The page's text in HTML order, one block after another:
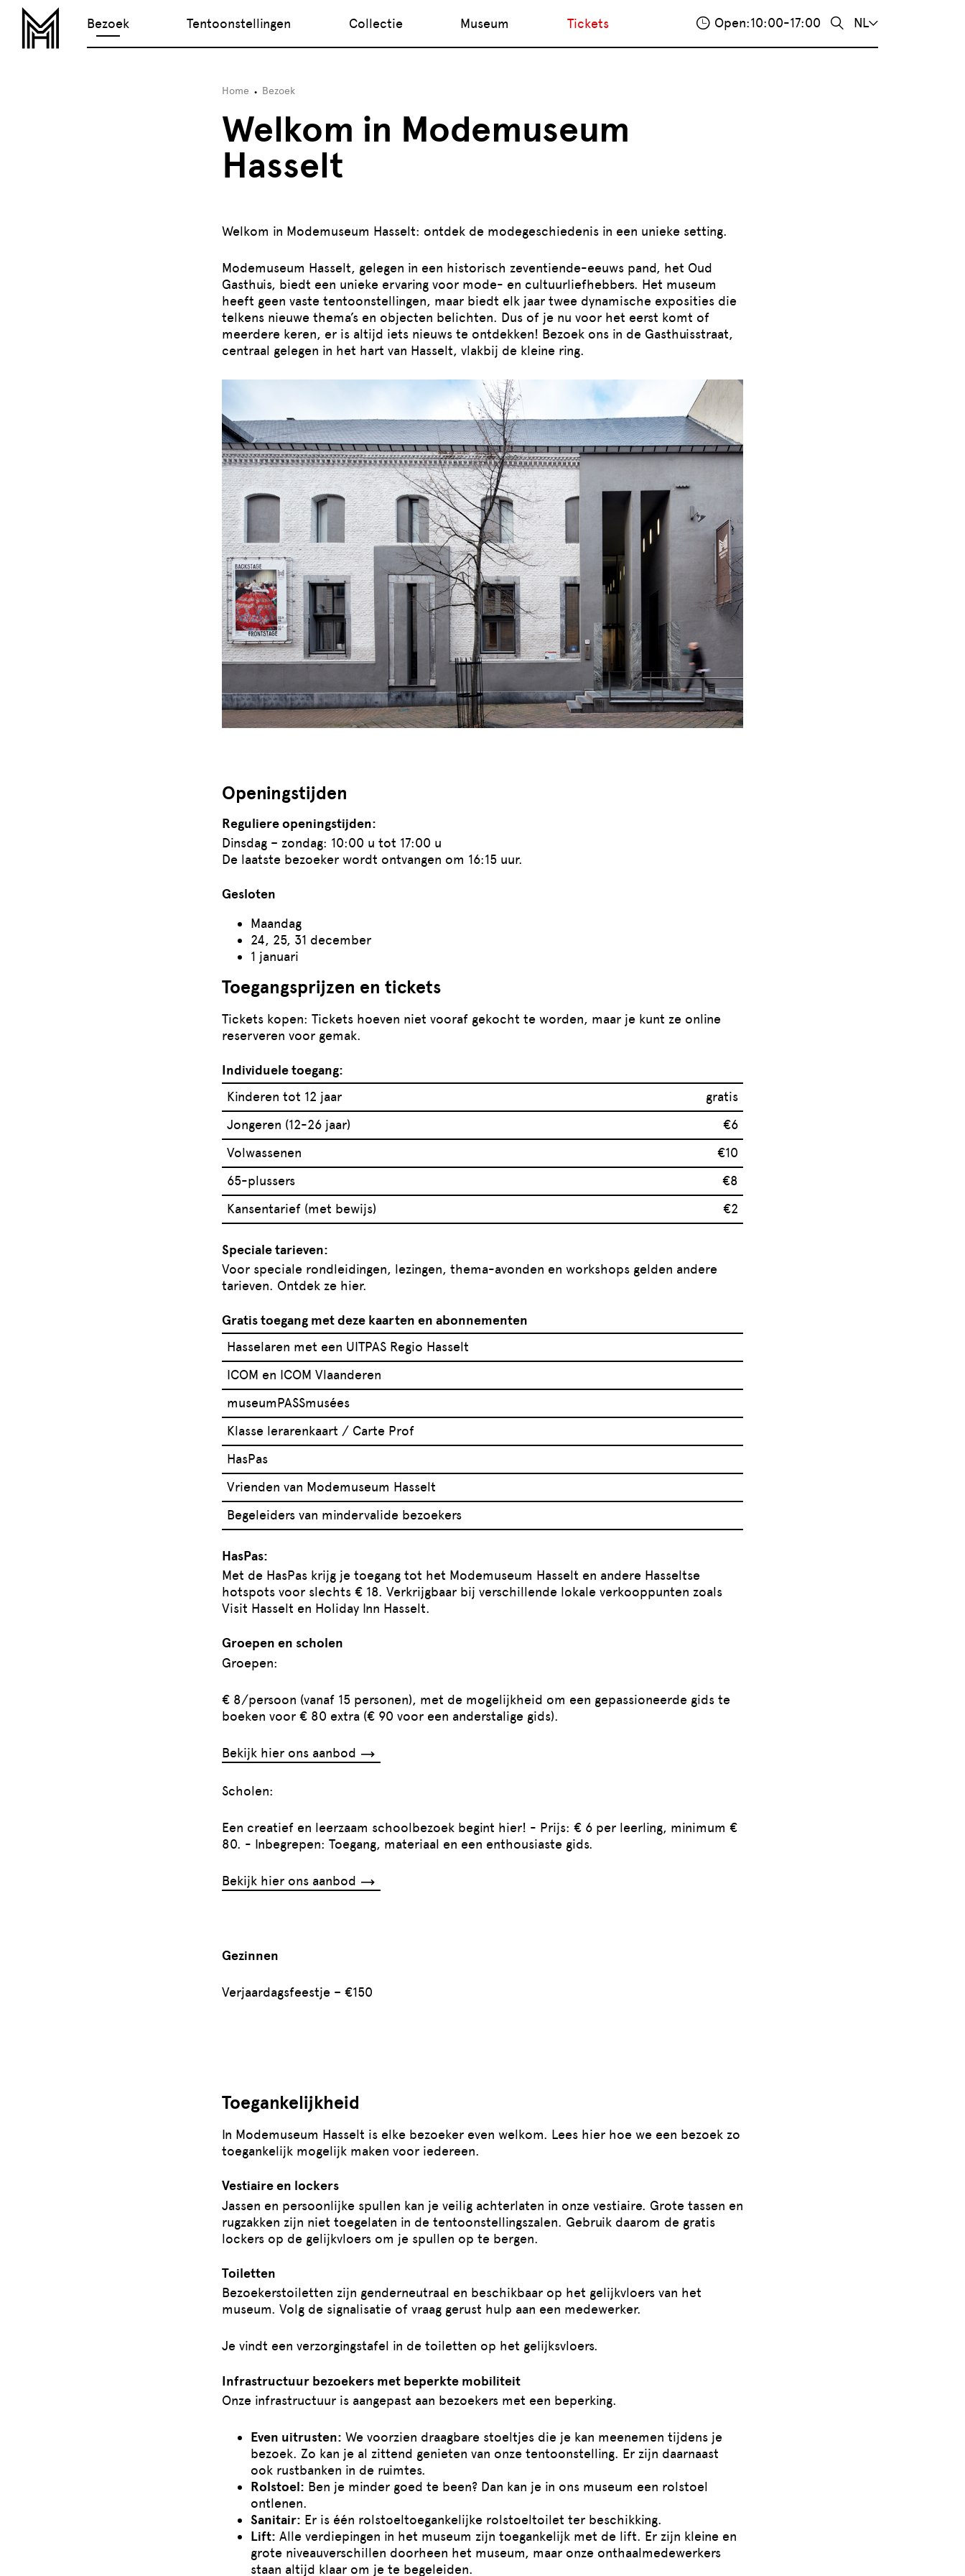
Bezoek Tentoonstellingen Collectie Museum Tickets Open:10:00-17:00 NL
Home Bezoek
Welkom in Modemuseum
Hasselt
Welkom in Modemuseum Hasselt: ontdek de modegeschiedenis in een unieke setting.
Modemuseum Hasselt, gelegen in een historisch zeventiende-eeuws pand, het Oud
Gasthuis, biedt een unieke ervaring voor mode- en cultuurliefhebbers. Het museum
heeft geen vaste tentoonstellingen, maar biedt elk jaar twee dynamische exposities die
telkens nieuwe thema’s en objecten belichten. Dus of je nu voor het eerst komt of
meerdere keren, er is altijd iets nieuws te ontdekken! Bezoek ons in de Gasthuisstraat,
centraal gelegen in het hart van Hasselt, vlakbij de kleine ring.
Openingstijden
Reguliere openingstijden:
Dinsdag – zondag: 10:00 u tot 17:00 u
De laatste bezoeker wordt ontvangen om 16:15 uur.
Gesloten
Maandag
24, 25, 31 december
1 januari
Toegangsprijzen en tickets
Tickets kopen: Tickets hoeven niet vooraf gekocht te worden, maar je kunt ze online
reserveren voor gemak.
Individuele toegang:
Kinderen tot 12 jaar
gratis
Jongeren (12-26 jaar)
€6
Volwassenen
€10
65-plussers
€8
Kansentarief (met bewijs)
€2
Speciale tarieven:
Voor speciale rondleidingen, lezingen, thema-avonden en workshops gelden andere
tarieven. Ontdek ze hier.
Gratis toegang met deze kaarten en abonnementen
Hasselaren met een UITPAS Regio Hasselt
ICOM en ICOM Vlaanderen
museumPASSmusées
Klasse lerarenkaart / Carte Prof
HasPas
Vrienden van Modemuseum Hasselt
Begeleiders van mindervalide bezoekers
HasPas:
Met de HasPas krijg je toegang tot het Modemuseum Hasselt en andere Hasseltse
hotspots voor slechts € 18. Verkrijgbaar bij verschillende lokale verkooppunten zoals
Visit Hasselt en Holiday Inn Hasselt.
Groepen en scholen
Groepen:
€ 8/persoon (vanaf 15 personen), met de mogelijkheid om een gepassioneerde gids te
boeken voor € 80 extra (€ 90 voor een anderstalige gids).
Bekijk hier ons aanbod
Scholen:
Een creatief en leerzaam schoolbezoek begint hier! - Prijs: € 6 per leerling, minimum €
80. - Inbegrepen: Toegang, materiaal en een enthousiaste gids.
Bekijk hier ons aanbod
Gezinnen
Verjaardagsfeestje – €150
Toegankelijkheid
In Modemuseum Hasselt is elke bezoeker even welkom. Lees hier hoe we een bezoek zo
toegankelijk mogelijk maken voor iedereen.
Vestiaire en lockers
Jassen en persoonlijke spullen kan je veilig achterlaten in onze vestiaire. Grote tassen en
rugzakken zijn niet toegelaten in de tentoonstellingszalen. Gebruik daarom de gratis
lockers op de gelijkvloers om je spullen op te bergen.
Toiletten
Bezoekerstoiletten zijn genderneutraal en beschikbaar op het gelijkvloers van het
museum. Volg de signalisatie of vraag gerust hulp aan een medewerker.
Je vindt een verzorgingstafel in de toiletten op het gelijksvloers.
Infrastructuur bezoekers met beperkte mobiliteit
Onze infrastructuur is aangepast aan bezoekers met een beperking.
Even uitrusten: We voorzien draagbare stoeltjes die je kan meenemen tijdens je
bezoek. Zo kan je al zittend genieten van onze tentoonstelling. Er zijn daarnaast
ook rustbanken in de ruimtes.
Rolstoel: Ben je minder goed te been? Dan kan je in ons museum een rolstoel
ontlenen.
Sanitair: Er is één rolstoeltoegankelijke rolstoeltoilet ter beschikking.
Lift: Alle verdiepingen in het museum zijn toegankelijk met de lift. Er zijn kleine en
grote niveauverschillen doorheen het museum, maar onze onthaalmedewerkers
staan altijd klaar om je te begeleiden.